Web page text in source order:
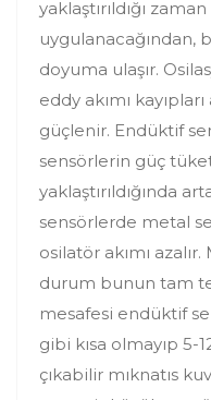
yaklaştırıldığı
uygulanacağından,
doyuma ulaşır.
eddy akımı
güçlenir. Endüktif
sensörlerin güç
yaklaştırıldığında
sensörlerde metal
osilatör akımı
durum bunun tam
mesafesi endüktif
gibi kısa olmayıp
çıkabilir mıknatıs